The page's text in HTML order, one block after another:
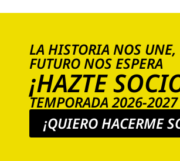
2º EQUIPACIÓN
PORTERO 24/25
29,95€ 26,00€
LA HISTORIA NOS UNE,
FUTURO NOS ESPERA
¡HAZTE
TEMPORADA 2026-2027
¡QUIERO HACERME